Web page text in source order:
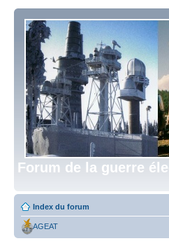
Forum de la guerre
Index du forum
AGEAT